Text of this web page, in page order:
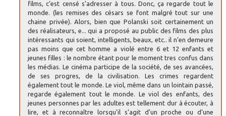
films, c’est censé s’adresser à tous. Donc, ça regarde tout le
monde. (les remises des césars se font malgré tout sur une
chaine privée). Alors, bien que Polanski soit certainement un
des réalisateurs, e... qui a proposé au public des films des plus
intéressants qui soient, intelligents, beaux, etc.. il n’en demeure
pas moins que cet homme a violé entre 6 et 12 enfants et
jeunes filles : le nombre étant pour le moment tres confus dans
les médias. Le cinéma participe de la société, de ses avancées,
de ses progres, de la civilisation. Les crimes regardent
également tout le monde. Le viol, même dans un lointain passé,
regarde également tout le monde. Le viol des enfants, des
jeunes personnes par les adultes est tellement dur à écouter, à
lire, et à reconnaître lorsqu’il s’agit d’un proche ou d’une